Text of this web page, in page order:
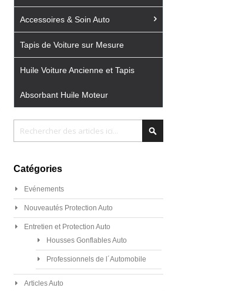
Accessoires & Soin Auto
Tapis de Voiture sur Mesure
Huile Voiture Ancienne et Tapis
Absorbant Huile Moteur
Catégories
Evénements
Nouveautés Protection Auto
Entretien et Protection Auto
Housses Gonflables Auto
Professionnels de l´Automobile
Articles Auto